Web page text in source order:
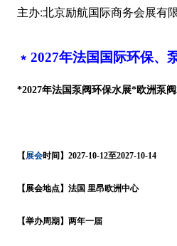
主办:北京励航国际商务会展有
﹡ 2027年法国国际环保、
*2027年法国泵阀环保水展*欧洲泵
【展会时间】 2027-10-12至2027-10-14
【展会地点】法国 里昂欧洲中心
【举办周期】两年一届